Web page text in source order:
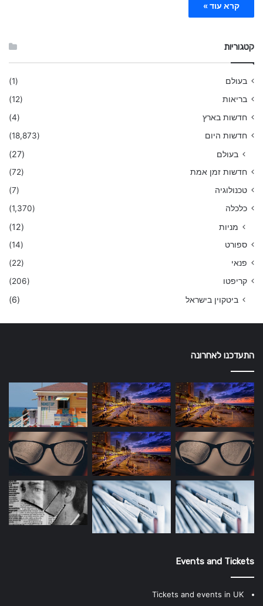
קרא עוד »
קטגוריות
בעולם
(1)
בריאות
(12)
חדשות בארץ
(4)
חדשות היום
(18,873)
בעולם (27)
חדשות זמן אמת
(72)
טכנולוגיה
(7)
כלכלה
(1,370)
מניות (12)
ספורט
(14)
פנאי
(22)
קריפטו
(206)
ביטקוין בישראל (6)
התעדכנו לאחרונה
Events and Tickets
Tickets and events in UK